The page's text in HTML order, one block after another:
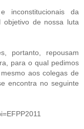
inconstitucionais da
objetivo de nossa luta
portanto, repousam
para o qual pedimos
aos colegas de
encontra no seguinte